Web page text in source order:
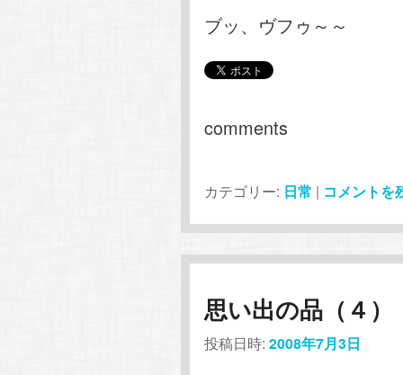
ブッ、ヴフゥ～～
comments
カテゴリー: 日常 | コメントを
思い出の品（４）
投稿日時: 2008年7月3日